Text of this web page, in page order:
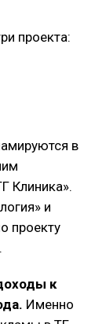
проекта:
в
Клиника».
и
проекту
к
Именно